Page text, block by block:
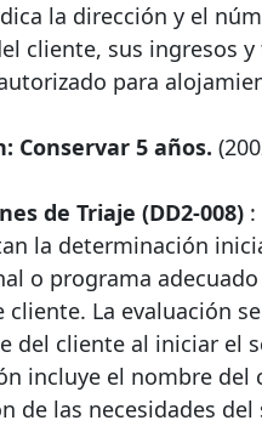
la dirección y el
cliente, sus ingresos
para
Conservar 5 años.
de Triaje (DD2-008)
la determinación
o programa
cliente. La evaluación
del cliente al iniciar el
incluye el nombre del
de las necesidades del